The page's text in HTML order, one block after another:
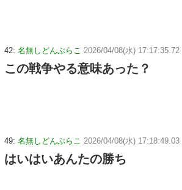
42: 名無しどんぶらこ 2026/04/08(水)
この戦争やる意味あった？
49: 名無しどんぶらこ 2026/04/08(水)
はいはいあんたの勝ち